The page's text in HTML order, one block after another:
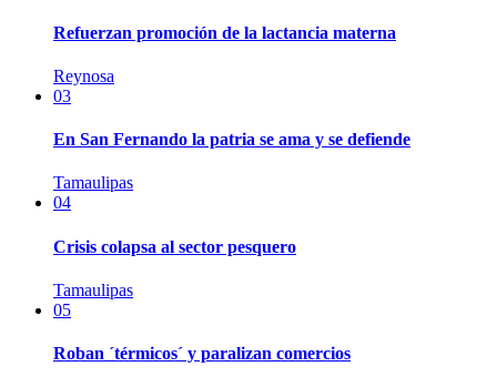
Refuerzan promoción de la lactancia materna
Reynosa
03
En San Fernando la patria se ama y se defiende
Tamaulipas
04
Crisis colapsa al sector pesquero
Tamaulipas
05
Roban ´térmicos´ y paralizan comercios